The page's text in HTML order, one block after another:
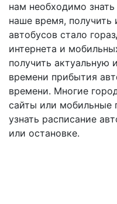
нам необходимо
наше время,
автобусов стало
интернета и
получить
времени прибытия
времени. Многие
сайты или мобильные
узнать расписание
или остановке.